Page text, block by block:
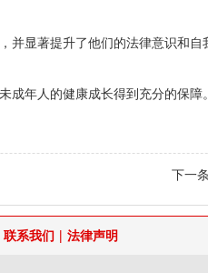
显著提升了他们的法律意识和
年人的健康成长得到充分的保障
下一
联系我们 | 法律声明